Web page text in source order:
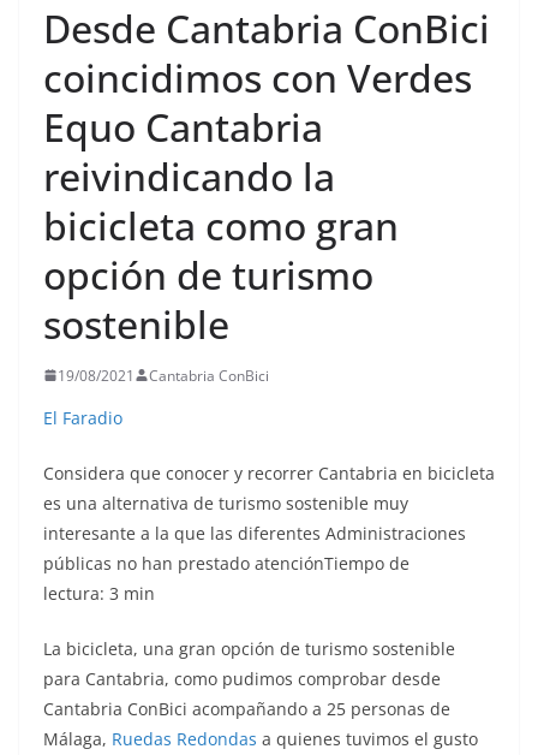
Desde Cantabria ConBici
coincidimos con Verdes
Equo Cantabria
reivindicando la
bicicleta como gran
opción de turismo
sostenible
19/08/2021 Cantabria ConBici
El Faradio
Considera que conocer y recorrer Cantabria en bicicleta
es una alternativa de turismo sostenible muy
interesante a la que las diferentes Administraciones
públicas no han prestado atenciónTiempo de
lectura: 3 min
La bicicleta, una gran opción de turismo sostenible
para Cantabria, como pudimos comprobar desde
Cantabria ConBici acompañando a 25 personas de
Málaga, Ruedas Redondas a quienes tuvimos el gusto